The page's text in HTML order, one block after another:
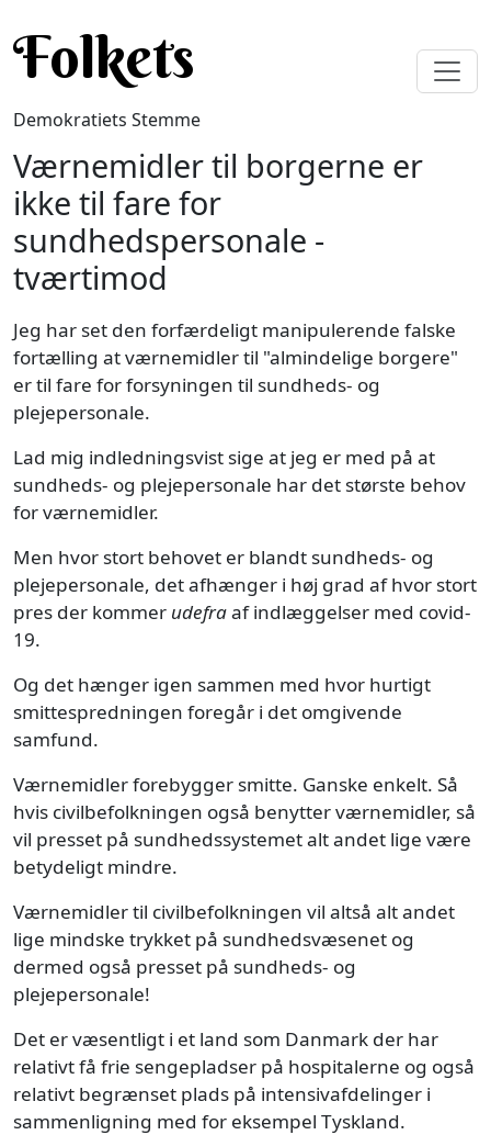
Folkets
Demokratiets Stemme
Værnemidler til borgerne er
ikke til fare for
sundhedspersonale -
tværtimod
Jeg har set den forfærdeligt manipulerende falske
fortælling at værnemidler til "almindelige borgere"
er til fare for forsyningen til sundheds- og
plejepersonale.
Lad mig indledningsvist sige at jeg er med på at
sundheds- og plejepersonale har det største behov
for værnemidler.
Men hvor stort behovet er blandt sundheds- og
plejepersonale, det afhænger i høj grad af hvor stort
pres der kommer udefraaf indlæggelser med covid-
19.
Og det hænger igen sammen med hvor hurtigt
smittespredningen foregår i det omgivende
samfund.
Værnemidler forebygger smitte. Ganske enkelt. Så
hvis civilbefolkningen også benytter værnemidler, så
vil presset på sundhedssystemet alt andet lige være
betydeligt mindre.
Værnemidler til civilbefolkningen vil altså alt andet
lige mindske trykket på sundhedsvæsenet og
dermed også presset på sundheds- og
plejepersonale!
Det er væsentligt i et land som Danmark der har
relativt få frie sengepladser på hospitalerne og også
relativt begrænset plads på intensivafdelinger i
sammenligning med for eksempel Tyskland.